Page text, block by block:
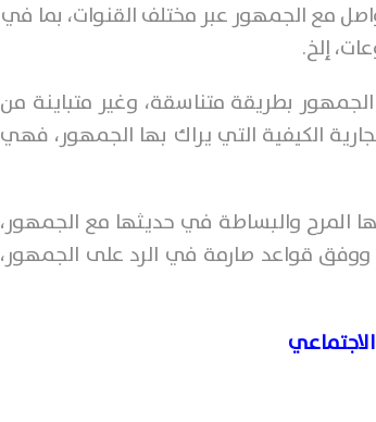
مع الجمهور عبر مختلف القنوات، بما في
إلخ.
بطريقة متناسقة، وغير متباينة من
الكيفية التي يراك بها الجمهور، فهي
المرح والبساطة في حديثها مع الجمهور،
قواعد صارمة في الرد على الجمهور،